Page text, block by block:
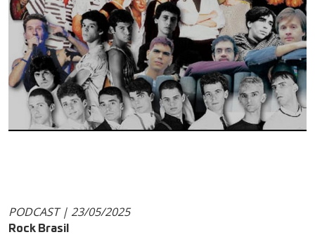
PODCAST | 23/05/2025
Rock Brasil